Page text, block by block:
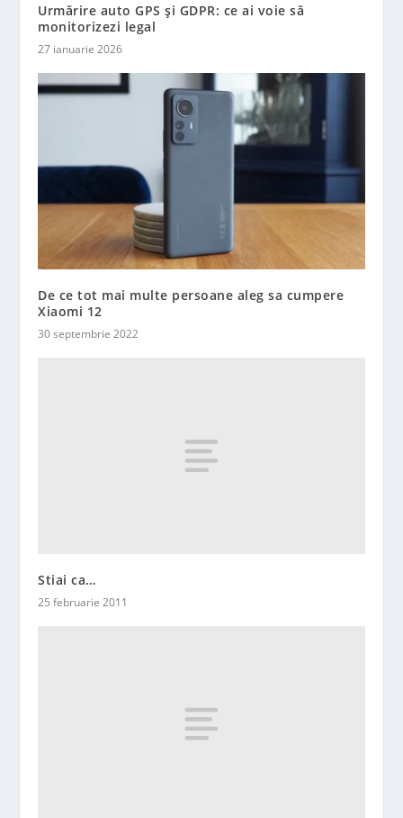
Urmărire auto GPS și GDPR: ce ai voie să
monitorizezi legal
27 ianuarie 2026
De ce tot mai multe persoane aleg sa cumpere
Xiaomi 12
30 septembrie 2022
Stiai ca…
25 februarie 2011